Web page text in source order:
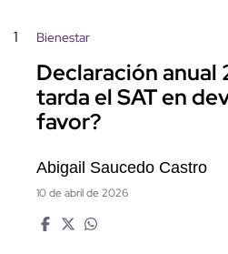
1 Bienestar
Declaración anual
tarda el SAT en
favor?
Abigail Saucedo Castro
10 de abril de 2026